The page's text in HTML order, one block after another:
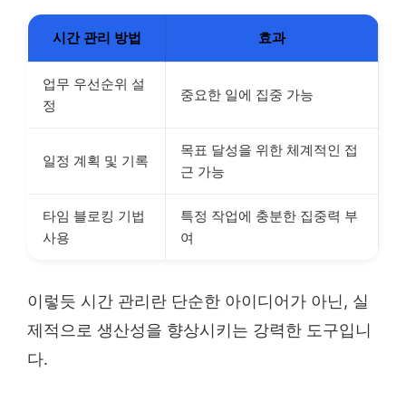
시간 관리 방법 효과
업무 우선순위 설
정
중요한 일에 집중 가능
일정 계획 및 기록
목표 달성을 위한 체계적인 접
근 가능
타임 블로킹 기법
사용
특정 작업에 충분한 집중력 부
여
이렇듯 시간 관리란 단순한 아이디어가 아닌, 실
제적으로 생산성을 향상시키는 강력한 도구입니
다.